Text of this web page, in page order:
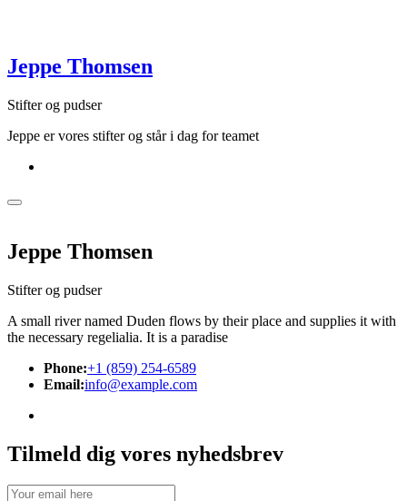
Jeppe Thomsen
Stifter og pudser
Jeppe er vores stifter og står i dag for teamet
Jeppe Thomsen
Stifter og pudser
A small river named Duden flows by their place and supplies it with
the necessary regelialia. It is a paradise
Phone:+1 (859) 254-6589
Email:info@example.com
Tilmeld dig vores nyhedsbrev